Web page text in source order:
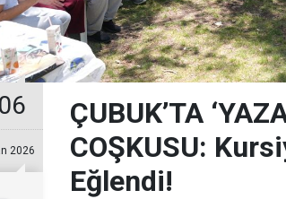
2026
ÇUBUK’TA
COŞKUSU:
Eğlendi!